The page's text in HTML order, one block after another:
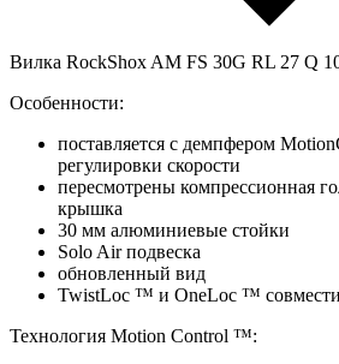
Вилка RockShox AM FS 30G RL 27 Q
Особенности:
поставляется с демпфером
регулировки скорости
пересмотрены компрессионная
крышка
30 мм алюминиевые стойки
Solo Air подвеска
обновленный вид
TwistLoc ™ и OneLoc ™
Технология Motion Control ™: